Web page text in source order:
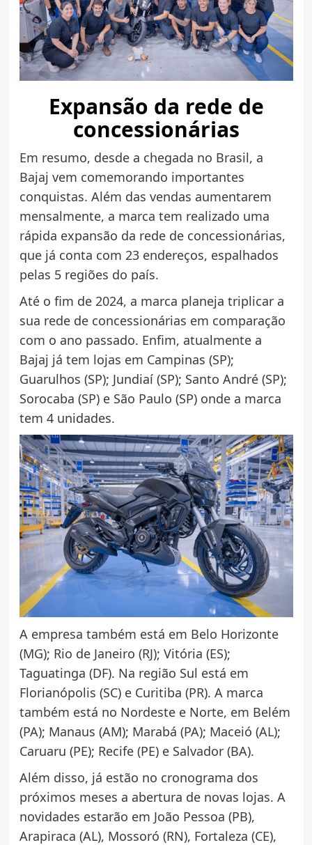
Expansão da rede de
concessionárias
Em resumo, desde a chegada no Brasil, a
Bajaj vem comemorando importantes
conquistas. Além das vendas aumentarem
mensalmente, a marca tem realizado uma
rápida expansão da rede de concessionárias,
que já conta com 23 endereços, espalhados
pelas 5 regiões do país.
Até o fim de 2024, a marca planeja triplicar a
sua rede de concessionárias em comparação
com o ano passado. Enfim, atualmente a
Bajaj já tem lojas em Campinas (SP);
Guarulhos (SP); Jundiaí (SP); Santo André (SP);
Sorocaba (SP) e São Paulo (SP) onde a marca
tem 4 unidades.
A empresa também está em Belo Horizonte
(MG); Rio de Janeiro (RJ); Vitória (ES);
Taguatinga (DF). Na região Sul está em
Florianópolis (SC) e Curitiba (PR). A marca
também está no Nordeste e Norte, em Belém
(PA); Manaus (AM); Marabá (PA); Maceió (AL);
Caruaru (PE); Recife (PE) e Salvador (BA).
Além disso, já estão no cronograma dos
próximos meses a abertura de novas lojas. A
novidades estarão em João Pessoa (PB),
Arapiraca (AL), Mossoró (RN), Fortaleza (CE),